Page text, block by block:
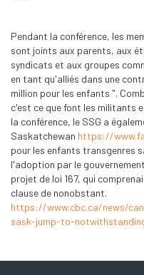
Pendant la conférence, les
sont joints aux parents, aux
syndicats et aux groupes
en tant qu'alliés dans une
million pour les enfants ".
c'est ce que font les militants
la conférence, le SSG a
Saskatchewan https://
pour les enfants transgenres
l'adoption par le
projet de loi 167, qui
clause de nonobstant.
https://www.cbc.ca/news/
sask-jump-to-